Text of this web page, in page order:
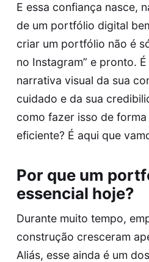
E essa confiança nasce,
de um portfólio digital
criar um portfólio não é
no Instagram” e pronto.
narrativa visual da sua
cuidado e da sua
como fazer isso de
eficiente? É aqui que
Por que um
essencial hoje?
Durante muito tempo,
construção cresceram
Aliás, esse ainda é um